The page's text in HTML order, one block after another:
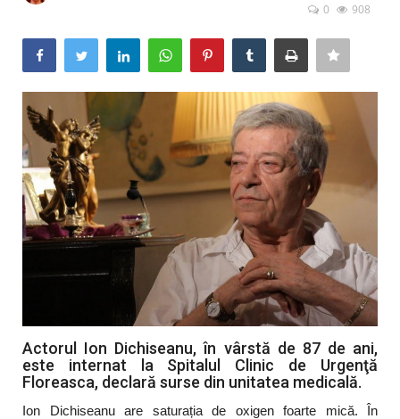
Monden
Artă & Cultură
Sănătate
Turism
0
908
Actorul Ion Dichiseanu, în vârstă de 87 de ani,
este internat la Spitalul Clinic de Urgenţă
Floreasca, declară surse din unitatea medicală.
Ion Dichiseanu are saturația de oxigen foarte mică. În